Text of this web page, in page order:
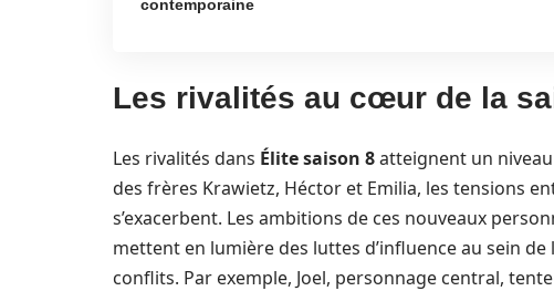
contemporaine
Les rivalités au cœur de la
Les rivalités dans Élite saison 8atteignent un
des frères Krawietz, Héctor et Emilia, les tensions
s’exacerbent. Les ambitions de ces nouveaux
mettent en lumière des luttes d’influence au sein
conflits. Par exemple, Joel, personnage central,